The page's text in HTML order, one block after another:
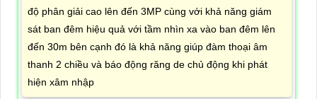
độ phân giải cao lên đến 3MP cùng với khả năng giám
sát ban đêm hiệu quả với tầm nhìn xa vào ban đêm lên
đến 30m bên cạnh đó là khả năng giúp đàm thoại âm
thanh 2 chiều và báo động răng de chủ động khi phát
hiện xâm nhập